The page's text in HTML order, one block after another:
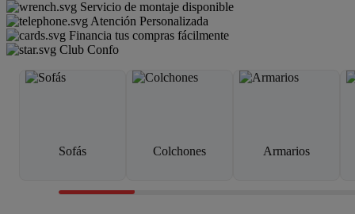
Servicio de montaje disponible
Atención Personalizada
Financia tus compras fácilmente
Club Confo
Sofás Colchones Armarios